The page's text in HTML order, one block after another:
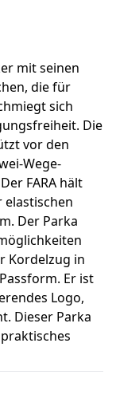
mit seinen
die für
sich
Die
vor den
Wege-
FARA hält
Der Parka
Kordelzug in
Er ist
Logo,
Dieser Parka